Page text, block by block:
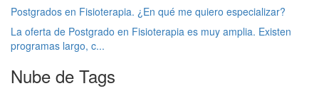
Postgrados en Fisioterapia. ¿En qué me quiero especializar?
La oferta de Postgrado en Fisioterapia es muy amplia. Existen
programas largo, c...
Nube de Tags